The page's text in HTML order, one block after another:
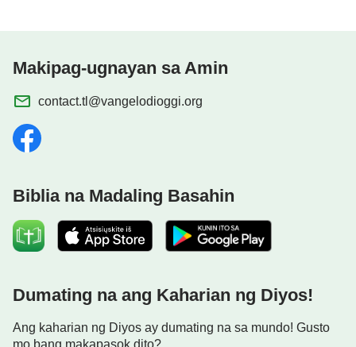
Makipag-ugnayan sa Amin
contact.tl@vangelodioggi.org
Biblia na Madaling Basahin
Dumating na ang Kaharian ng Diyos!
Ang kaharian ng Diyos ay dumating na sa mundo! Gusto
mo bang makapasok dito?